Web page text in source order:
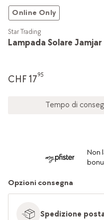
Online Only
Lampada Solare Jamjar
Star Trading
CHF 1795
Tempo di
Non
Opzioni consegna
Spedizione